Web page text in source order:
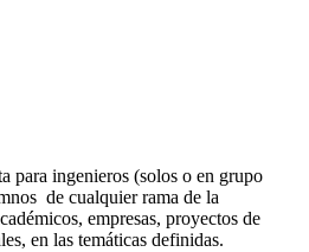
para ingenieros (solos o en grupo
de cualquier rama de la
empresas, proyectos de
en las temáticas definidas.